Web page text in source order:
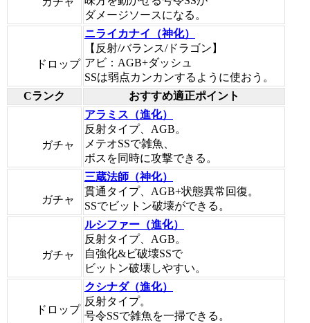
ダメージソースになる。
ドロップ
ニライカナイ（神化）
【反射/バランス/ドラゴン】
アビ：AGB+ダッシュ
SSは弱点カンカンするように使おう。
Cランク
おすすめ適正ポイント
ガチャ
アラミス（進化）
反射タイプ、AGB。
メテオSSで雑魚、
ボスを同時に攻撃できる。
ガチャ
三蔵法師（神化）
貫通タイプ、AGB+状態異常回復。
SSでビットン破壊ができる。
ガチャ
ルシファー（進化）
反射タイプ、AGB。
自強化&ビ破壊SSで
ビットン破壊しやすい。
ドロップ
クシナダ（進化）
反射タイプ。
号令SSで雑魚を一掃できる。